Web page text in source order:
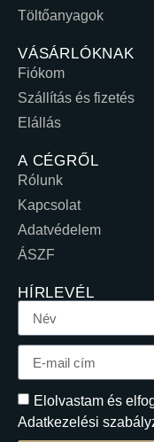
Töltőanyagok
VÁSÁRLÓKNAK
Fiókom
Szállítás és fizetés
Elállás
A CÉGRŐL
Rólunk
Kapcsolat
Adatvédelem
ÁSZF
HÍRLEVÉL
Elolvastam és
Adatkezelési